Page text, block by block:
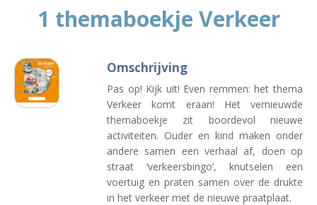
1 themaboekje Verkeer
Omschrijving
Pas op! Kijk uit! Even remmen: het thema
Verkeer komt eraan!
Het vernieuwde
themaboekje zit boordevol nieuwe
activiteiten. Ouder en kind maken onder
andere samen eenverhaal af, doen op
straat ‘verkeersbingo’, knutselen een
voertuig en praten samen over de drukte
in het verkeer met de nieuwe praatplaat.